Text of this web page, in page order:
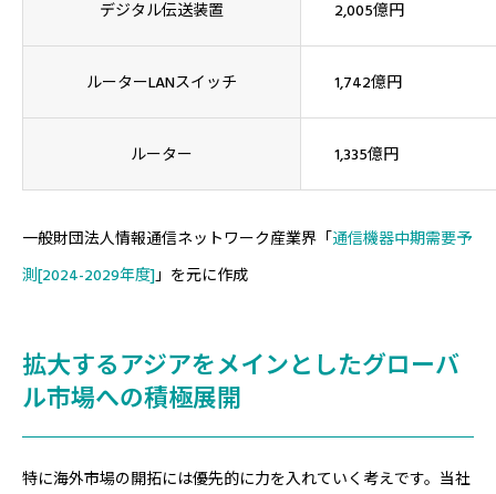
デジタル伝送装置 2,005億円
ルーターLANスイッチ 1,742億円
ルーター 1,335億円
一般財団法人情報通信ネットワーク産業界「通信機器中期需要予
測[2024-2029年度]」を元に作成
拡大するアジアをメインとしたグローバ
ル市場への積極展開
特に海外市場の開拓には優先的に力を入れていく考えです。当社